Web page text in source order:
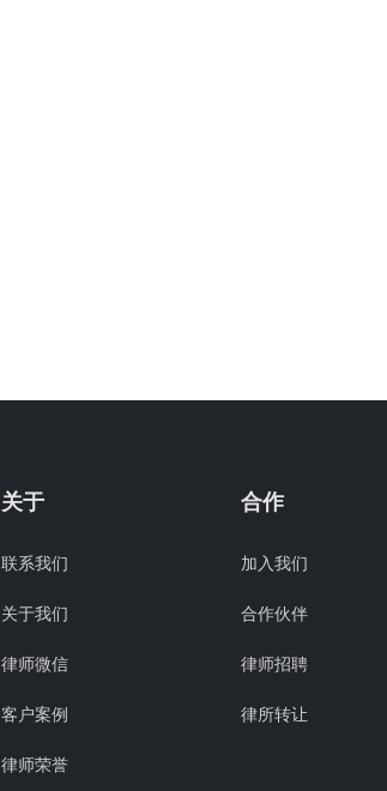
关于
联系我们
关于我们
律师微信
客户案例
律师荣誉
合作
加入我们
合作伙伴
律师招聘
律所转让